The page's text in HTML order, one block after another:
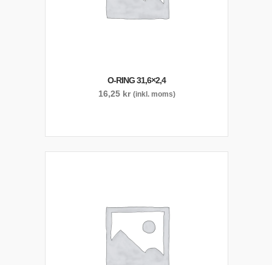
O-RING 31,6×2,4
16,25 kr (inkl. moms)